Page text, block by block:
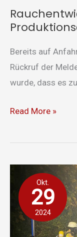
Bereits auf
Rückruf der
wurde, dass es
Read More »
Okt.
29
2024
PKW